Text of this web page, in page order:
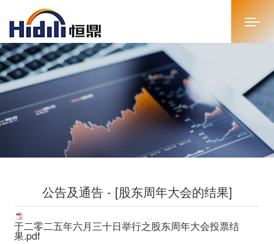
首页
关于恒鼎
新闻中心
恒鼎文化
商务合作
公告及通告 - [股东周年大会的结果]
于二零二五年六月三十日举行之股东周年大会投票结
果.pdf